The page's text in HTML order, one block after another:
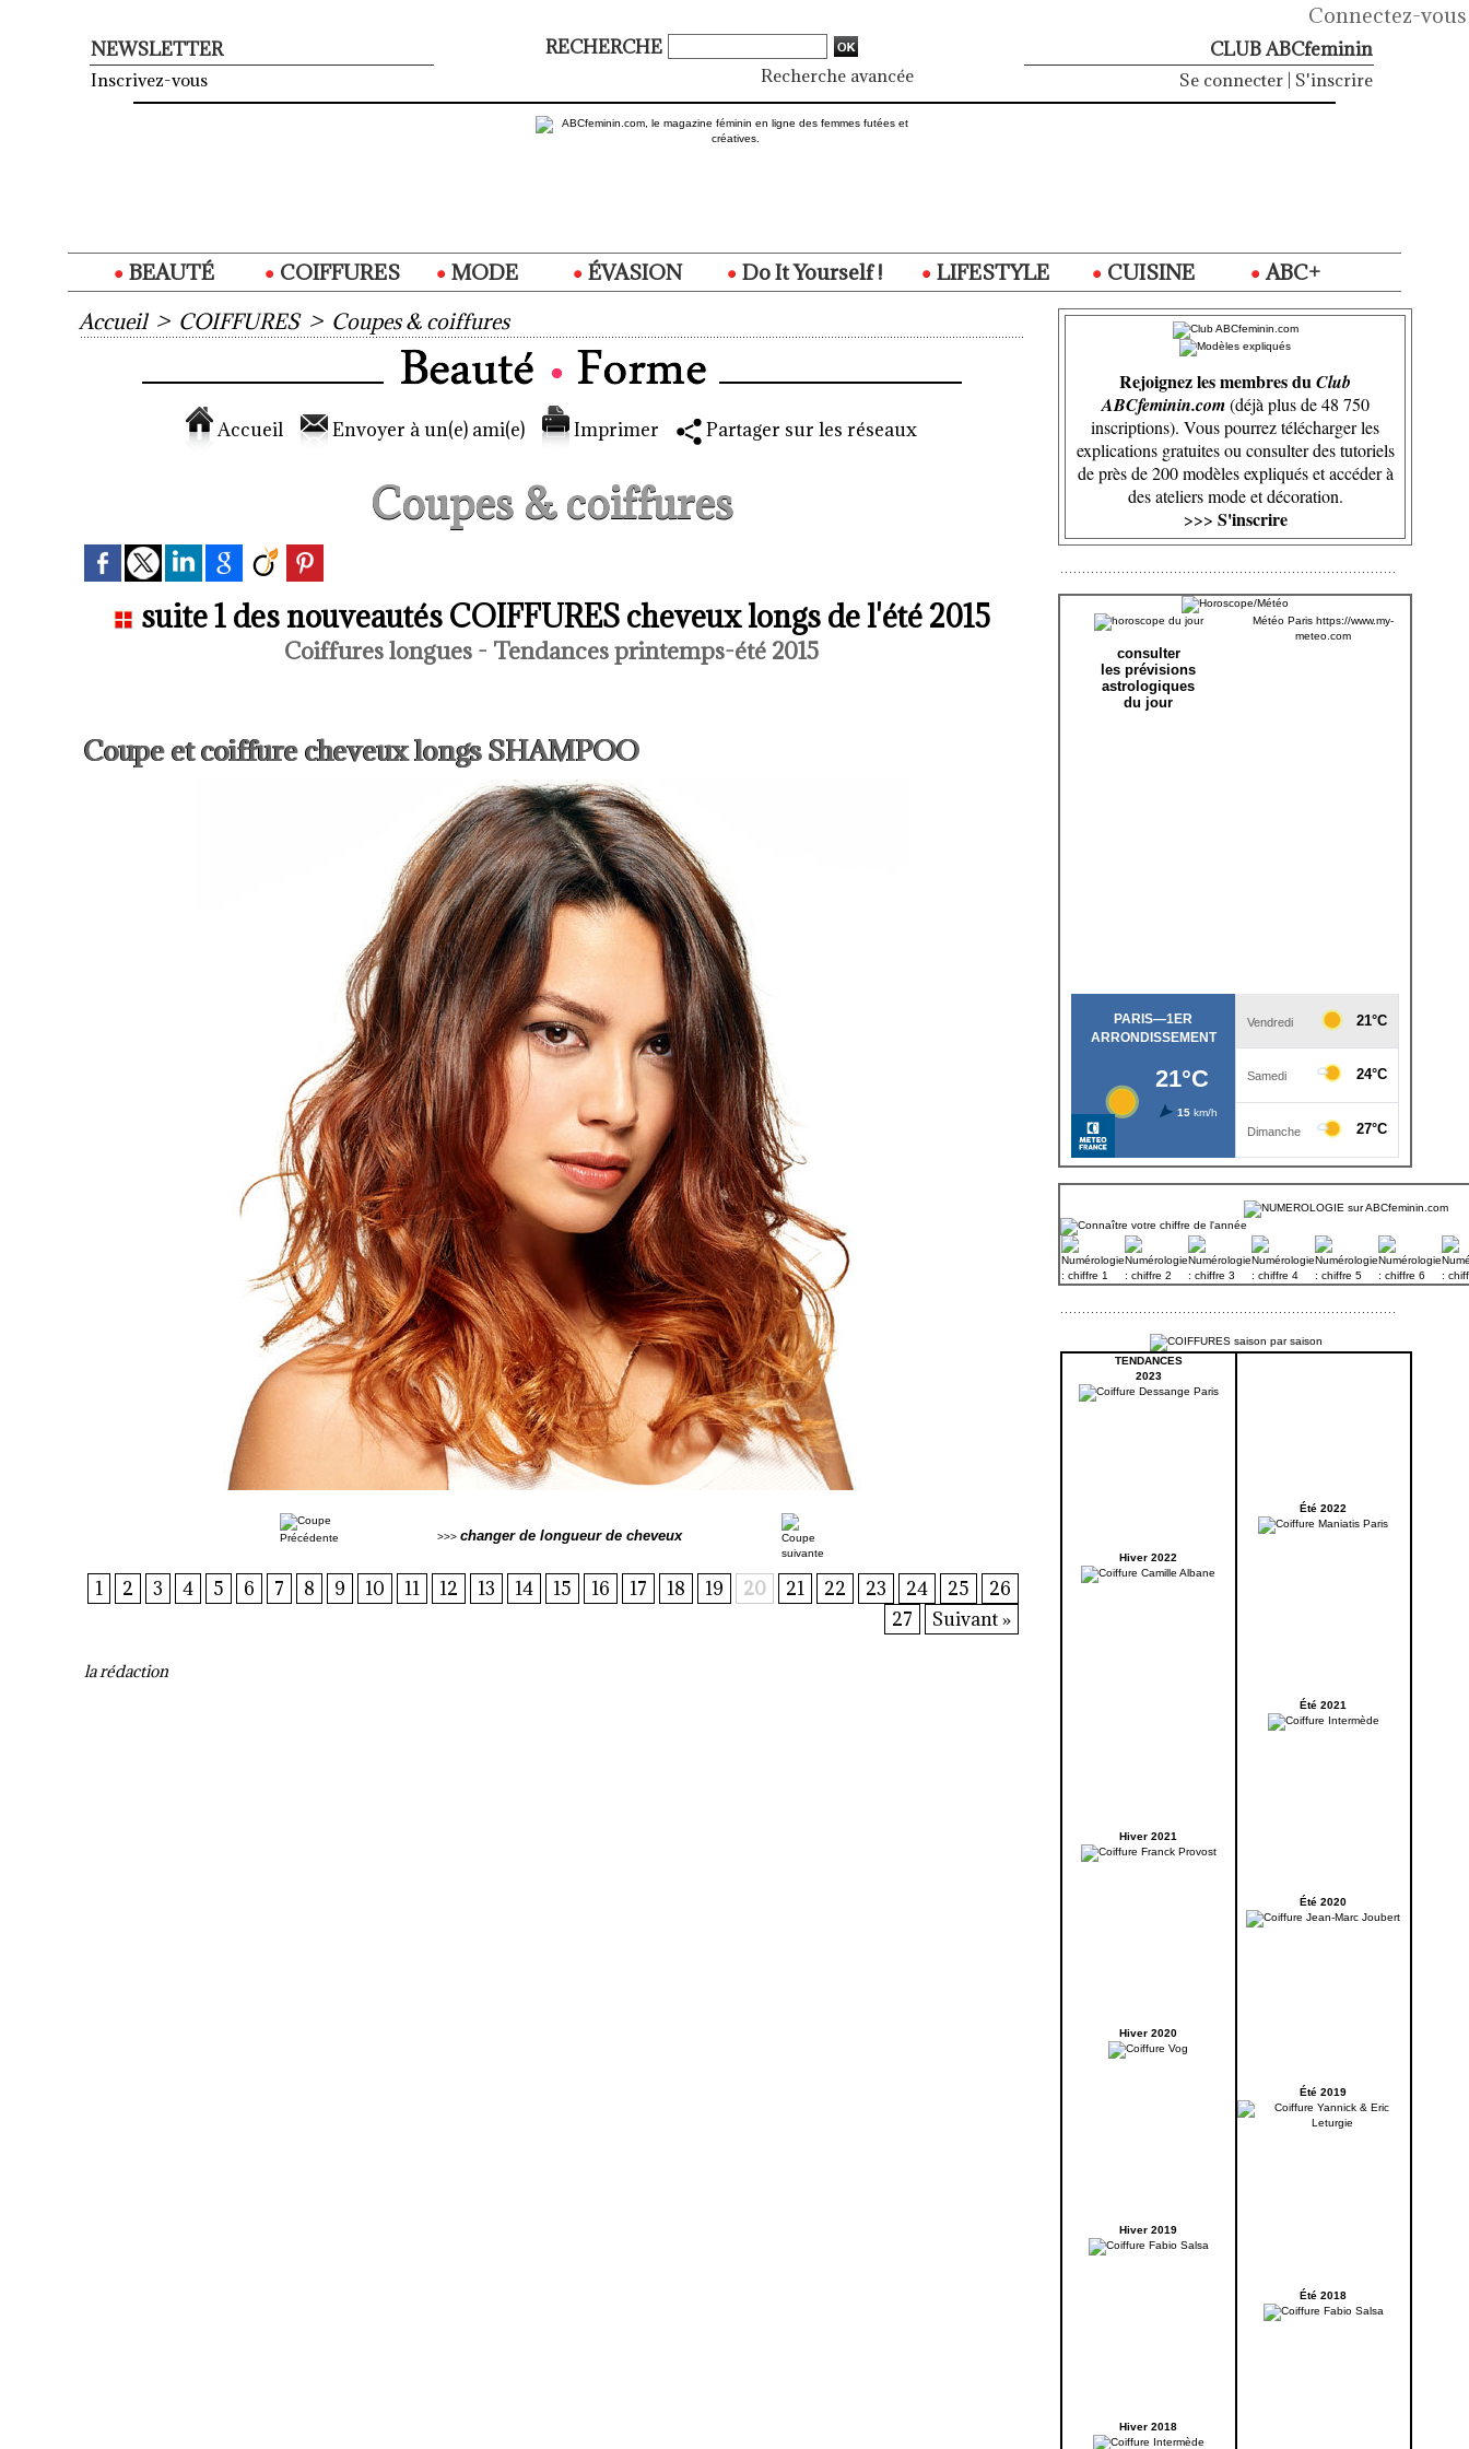
Connectez-vous
NEWSLETTER
Inscrivez-vous
RECHERCHE
Recherche avancée
CLUB ABCfeminin
Se connecter S'inscrire
BEAUTÉ COIFFURES MODE ÉVASION Do It Yourself ! LIFESTYLE CUISINE
ABC+
Accueil > COIFFURES > Coupes & coiffures
Accueil Envoyer à un(e) ami(e) Imprimer Partager sur les réseaux
Coupes & coiffures
suite 1 des nouveautés COIFFURES cheveux longs de l'été 2015
Coiffures longues - Tendances printemps-été 2015
Coupe et coiffure cheveux longs SHAMPOO
>>> changer de longueur de cheveux
1 2 3 4 5 6 7 8 9 10 11 12 13 14 15 16 17 18 19 20 21 22 23 24 25
26
27
Suivant »
la rédaction
Rejoignez les membres duClub
ABCfeminin.com(déjà plus de 48 750
inscriptions). Vous pourrez télécharger les
explications gratuites ou consulter des tutoriels
de près de 200 modèles expliqués et accéder à
des ateliers mode et décoration.
>>> S'inscrire
consulter
les prévisions
astrologiques
du jour
Météo Paris https://www.my-
meteo.com
TENDANCES
2023
Hiver 2022
Hiver 2021
Hiver 2020
Hiver 2019
Hiver 2018
Été 2022
Été 2021
Été 2020
Été 2019
Été 2018